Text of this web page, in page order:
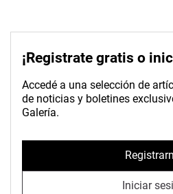
¡Registrate gratis o
Accedé a una selección de
de noticias y boletines
Galería.
Iniciar